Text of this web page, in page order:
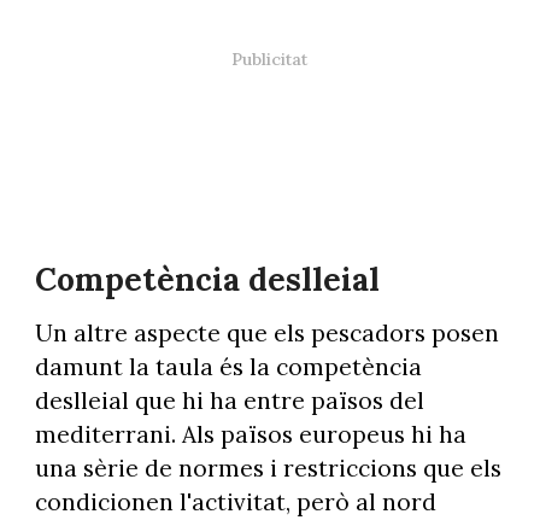
Competència deslleial
Un altre aspecte que els pescadors posen
damunt la taula és la competència
deslleial que hi ha entre països del
mediterrani. Als països europeus hi ha
una sèrie de normes i restriccions que els
condicionen l'activitat, però al nord